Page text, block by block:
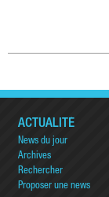
ACTUALITÉ
News du jour
Archives
Rechercher
Proposer une news